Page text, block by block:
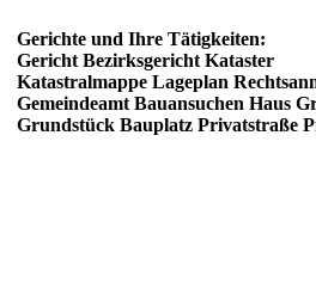
Gerichte und Ihre Tätigkeiten:
Gericht Bezirksgericht Kataster
Katastralmappe Lageplan
Gemeindeamt Bauansuchen Haus
Grundstück Bauplatz Privatstraße